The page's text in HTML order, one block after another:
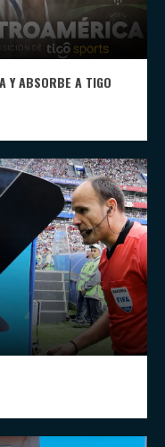
Y ABSORBE A TIGO